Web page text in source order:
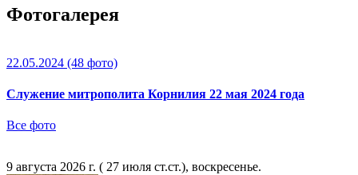
Фотогалерея
22.05.2024 (48 фото)
Служение митрополита Корнилия 22 мая 2024 года
Все фото
9 августа 2026 г. ( 27 июля ст.ст.), воскресенье.